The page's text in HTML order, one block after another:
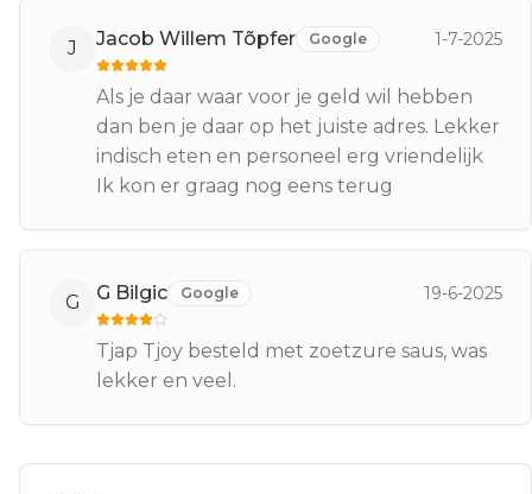
J Jacob Willem Tõpfer Google 1-7-2025
Als je daar waar voor je geld wil hebben
dan ben je daar op het juiste adres. Lekker
indisch eten en personeel erg vriendelijk
Ik kon er graag nog eens terug
G G Bilgic Google 19-6-2025
Tjap Tjoy besteld met zoetzure saus, was
lekker en veel.